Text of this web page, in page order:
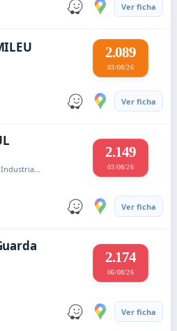
Ver ficha
2.089
03/08/26
Ver ficha
Av Veiga Simão, Parque Industrial da Guarda
2.149
03/08/26
Ver ficha
2.174
06/08/26
Ver ficha